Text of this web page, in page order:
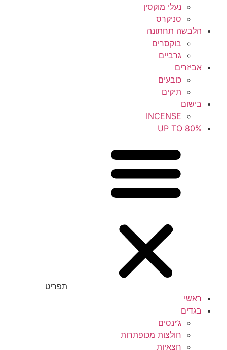
נעלי מוקסין
סניקרס
הלבשה תחתונה
בוקסרים
גרביים
אביזרים
כובעים
תיקים
בישום
INCENSE
UP TO 80%
תפריט
ראשי
בגדים
ג’ינסים
חולצות מכופתרות
חצאיות